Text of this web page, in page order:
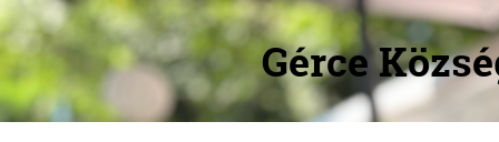
Gérce